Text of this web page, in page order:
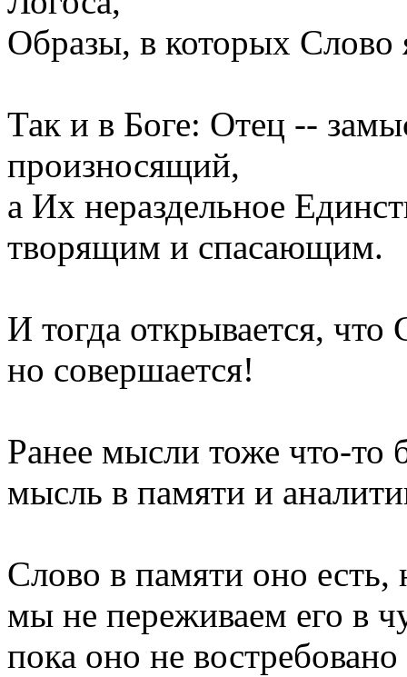
Образы, в которых Слово
Так и в Боге: Отец --
произносящий,
а Их нераздельное
творящим и спасающим.
И тогда открывается, что
но совершается!
Ранее мысли тоже что-то
мысль в памяти и
Слово в памяти оно есть,
мы не переживаем его в
пока оно не